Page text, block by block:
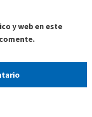
y web en este